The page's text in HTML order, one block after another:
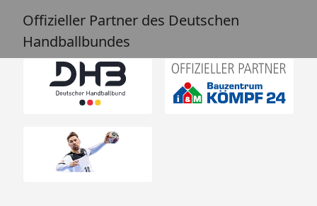
Offizieller Partner des Deutschen
Handballbundes